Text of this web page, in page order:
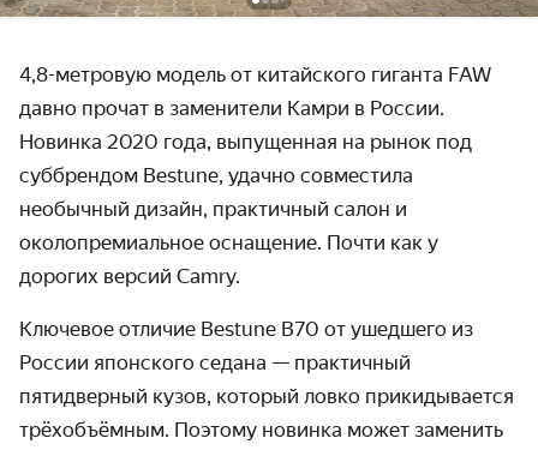
4,8-метровую модель от китайского гиганта FAW
давно прочат в заменители Камри в России.
Новинка 2020 года, выпущенная на рынок под
суббрендом Bestune, удачно совместила
необычный дизайн, практичный салон и
околопремиальное оснащение. Почти как у
дорогих версий Camry.
Ключевое отличие Bestune B70 от ушедшего из
России японского седана — практичный
пятидверный кузов, который ловко прикидывается
трёхобъёмным. Поэтому новинка может заменить